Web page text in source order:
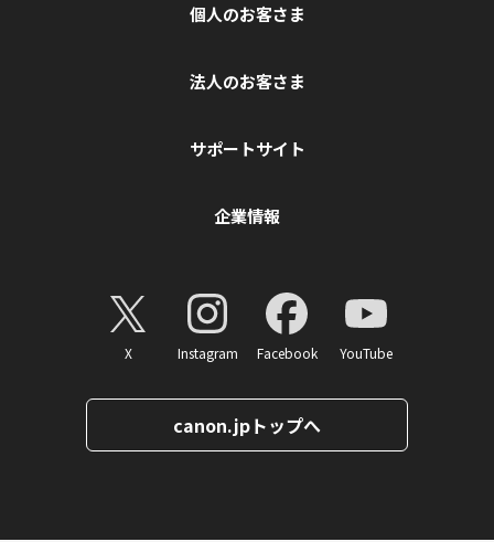
個人のお客さま
法人のお客さま
サポートサイト
企業情報
X Instagram Facebook YouTube
canon.jpトップへ